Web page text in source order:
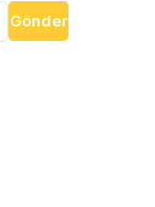
Gönder